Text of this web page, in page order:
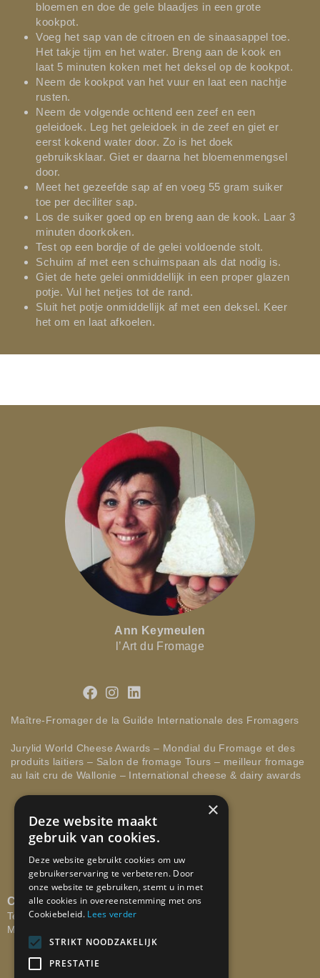
bloemen en doe de gele blaadjes in een grote
kookpot.
Voeg het sap van de citroen en de sinaasappel toe.
Het takje tijm en het water. Breng aan de kook en
laat 5 minuten koken met het deksel op de kookpot.
Neem de kookpot van het vuur en laat een nachtje
rusten.
Neem de volgende ochtend een zeef en een
geleidoek. Leg het geleidoek in de zeef en giet er
eerst kokend water door. Zo is het doek
gebruiksklaar. Giet er daarna het bloemenmengsel
door.
Meet het gezeefde sap af en voeg 55 gram suiker
toe per deciliter sap.
Los de suiker goed op en breng aan de kook. Laar 3
minuten doorkoken.
Test op een bordje of de gelei voldoende stolt.
Schuim af met een schuimspaan als dat nodig is.
Giet de hete gelei onmiddellijk in een proper glazen
potje. Vul het netjes tot de rand.
Sluit het potje onmiddellijk af met een deksel. Keer
het om en laat afkoelen.
Ann Keymeulen
l’Art du Fromage
Maître-Fromager de la Guilde Internationale des Fromagers
Jurylid World Cheese Awards – Mondial du Fromage et des
produits laitiers – Salon de fromage Tours – meilleur fromage
au lait cru de Wallonie – International cheese & dairy awards
CONTACTEER ONS
Tel: +32 473 58 29 67
Mail:
×
Deze website maakt
gebruik van cookies.
Deze website gebruikt cookies om uw
gebruikerservaring te verbeteren. Door
onze website te gebruiken, stemt u in met
alle cookies in overeenstemming met ons
Cookiebeleid. Lees verder
STRIKT NOODZAKELIJK
PRESTATIE